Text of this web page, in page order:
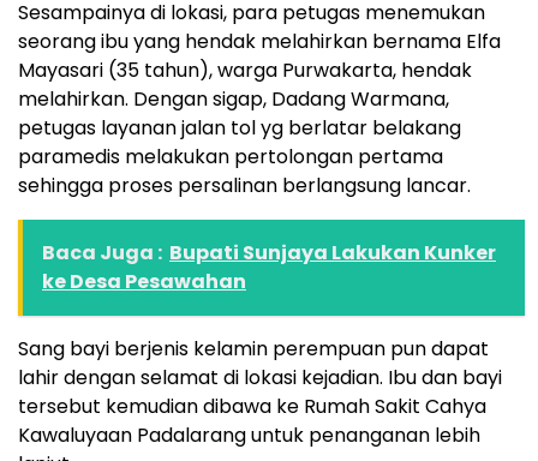
Sesampainya di lokasi, para petugas menemukan
seorang ibu yang hendak melahirkan bernama Elfa
Mayasari (35 tahun), warga Purwakarta, hendak
melahirkan. Dengan sigap, Dadang Warmana,
petugas layanan jalan tol yg berlatar belakang
paramedis melakukan pertolongan pertama
sehingga proses persalinan berlangsung lancar.
Baca Juga : Bupati Sunjaya Lakukan Kunker
ke Desa Pesawahan
Sang bayi berjenis kelamin perempuan pun dapat
lahir dengan selamat di lokasi kejadian. Ibu dan bayi
tersebut kemudian dibawa ke Rumah Sakit Cahya
Kawaluyaan Padalarang untuk penanganan lebih